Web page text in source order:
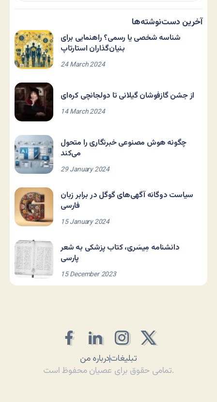
آخرین دست‌نوشته‌ها
شناسه شخصی یا رسمی؟ راهنمایی برای
بنیان‌گذاران استارتاپ
24 March 2024
از جشن گازفوشان گیلانی تا دولجانچی کره‌ای
14 March 2024
چگونه هوش مصنوعی خبرنگاری را متحول
می‌کند
29 January 2024
سیاست دوگانه آگهی‌های گوگل در برابر زبان
فارسی
15 January 2024
دانشنامه مِیسَری، کتاب پزشکی به شعر
پارسی
15 December 2023
درباره منتبلیغات
تمامی حقوق برای عصیان محفوظ است.